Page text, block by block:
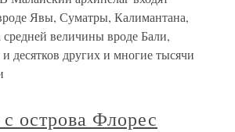
Явы, Суматры, Калимантана,
средней величины вроде Бали,
десятков других и многие тысячи
острова Флорес